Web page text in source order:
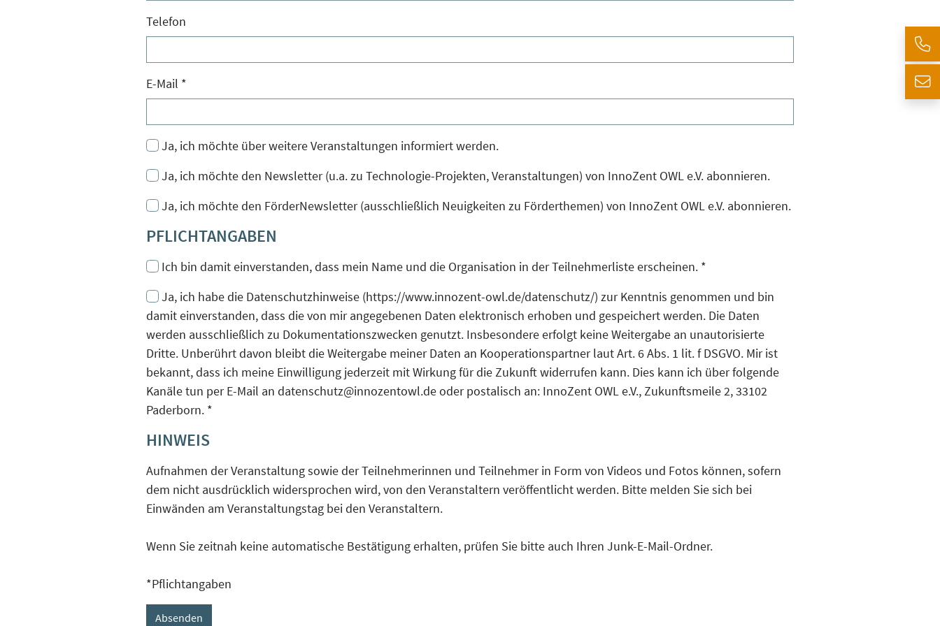
Telefon
E-Mail *
Ja, ich möchte über weitere Veranstaltungen informiert werden.
Ja, ich möchte den Newsletter (u.a. zu Technologie-Projekten, Veranstaltungen) von InnoZent OWL e.V. abonnieren.
Ja, ich möchte den FörderNewsletter (ausschließlich Neuigkeiten zu Förderthemen) von InnoZent OWL e.V. abonnieren.
PFLICHTANGABEN
Ich bin damit einverstanden, dass mein Name und die Organisation in der Teilnehmerliste erscheinen. *
Ja, ich habe die Datenschutzhinweise (https://www.innozent-owl.de/datenschutz/) zur Kenntnis genommen und bin
damit einverstanden, dass die von mir angegebenen Daten elektronisch erhoben und gespeichert werden. Die Daten
werden ausschließlich zu Dokumentationszwecken genutzt. Insbesondere erfolgt keine Weitergabe an unautorisierte
Dritte. Unberührt davon bleibt die Weitergabe meiner Daten an Kooperationspartner laut Art. 6 Abs. 1 lit. f DSGVO. Mir ist
bekannt, dass ich meine Einwilligung jederzeit mit Wirkung für die Zukunft widerrufen kann. Dies kann ich über folgende
Kanäle tun per E-Mail an datenschutz@innozentowl.de oder postalisch an: InnoZent OWL e.V., Zukunftsmeile 2, 33102
Paderborn. *
HINWEIS
Aufnahmen der Veranstaltung sowie der Teilnehmerinnen und Teilnehmer in Form von Videos und Fotos können, sofern
dem nicht ausdrücklich widersprochen wird, von den Veranstaltern veröffentlicht werden. Bitte melden Sie sich bei
Einwänden am Veranstaltungstag bei den Veranstaltern.
Wenn Sie zeitnah keine automatische Bestätigung erhalten, prüfen Sie bitte auch Ihren Junk-E-Mail-Ordner.
*Pflichtangaben
Absenden